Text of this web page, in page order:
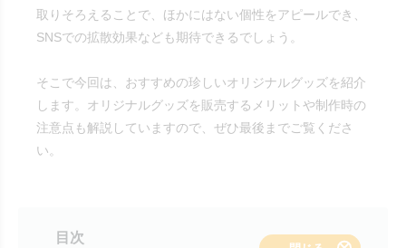
取りそろえることで、ほかにはない個性をアピールでき、
SNSでの拡散効果なども期待できるでしょう。
そこで今回は、おすすめの珍しいオリジナルグッズを紹介
します。オリジナルグッズを販売するメリットや制作時の
注意点も解説していますので、ぜひ最後までご覧くださ
い。
目次